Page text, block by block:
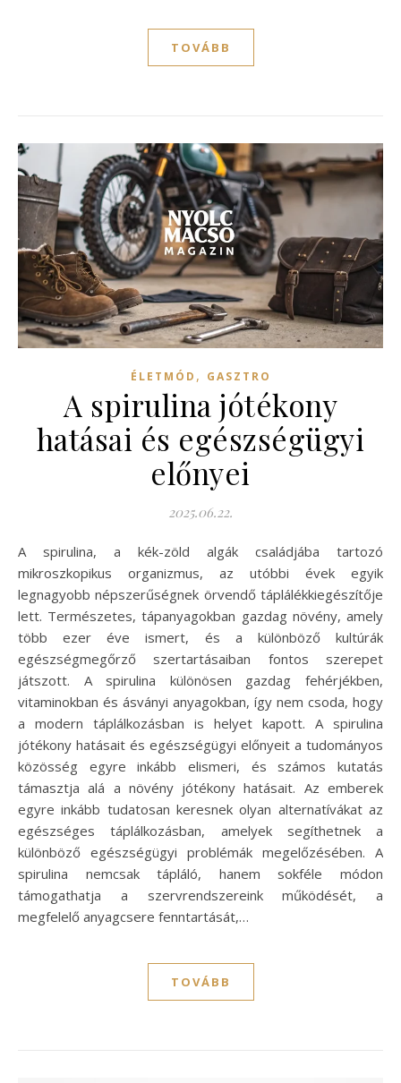
TOVÁBB
ÉLETMÓD , GASZTRO
A spirulina jótékony
hatásai és egészségügyi
előnyei
2025.06.22.
A spirulina, a kék-zöld algák családjába tartozó
mikroszkopikus organizmus, az utóbbi évek egyik
legnagyobb népszerűségnek örvendő táplálékkiegészítője
lett. Természetes, tápanyagokban gazdag növény, amely
több ezer éve ismert, és a különböző kultúrák
egészségmegőrző szertartásaiban fontos szerepet
játszott. A spirulina különösen gazdag fehérjékben,
vitaminokban és ásványi anyagokban, így nem csoda, hogy
a modern táplálkozásban is helyet kapott. A spirulina
jótékony hatásait és egészségügyi előnyeit a tudományos
közösség egyre inkább elismeri, és számos kutatás
támasztja alá a növény jótékony hatásait. Az emberek
egyre inkább tudatosan keresnek olyan alternatívákat az
egészséges táplálkozásban, amelyek segíthetnek a
különböző egészségügyi problémák megelőzésében. A
spirulina nemcsak tápláló, hanem sokféle módon
támogathatja a szervrendszereink működését, a
megfelelő anyagcsere fenntartását,…
TOVÁBB